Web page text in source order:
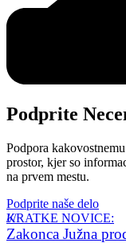
Podprite
Podpora
prostor, kjer so
na prvem mestu.
Podprite naše delo
KRATKE NOVICE:
Zakonca Južna